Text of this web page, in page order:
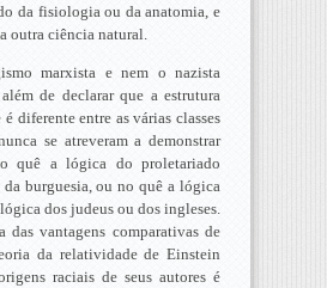
da fisiologia ou da anatomia, e
outra ciência natural.
marxista e nem o nazista
de declarar que a estrutura
diferente entre as várias classes
se atreveram a demonstrar
quê a lógica do proletariado
burguesia, ou no quê a lógica
dos judeus ou dos ingleses.
das vantagens comparativas de
da relatividade de Einstein
raciais de seus autores é